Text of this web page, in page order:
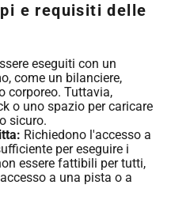
e requisiti delle
eseguiti con un
come un bilanciere,
corporeo. Tuttavia,
o uno spazio per caricare
sicuro.
Richiedono l'accesso a
per eseguire i
essere fattibili per tutti,
a una pista o a